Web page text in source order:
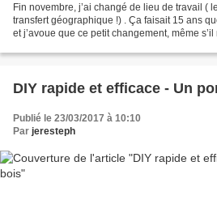
Fin novembre, j’ai changé de lieu de travail (
transfert géographique !) . Ça faisait 15 ans
et j’avoue que ce petit changement, même
DIY rapide et efficace - Un
Publié le 23/03/2017 à 10:10
Par jeresteph